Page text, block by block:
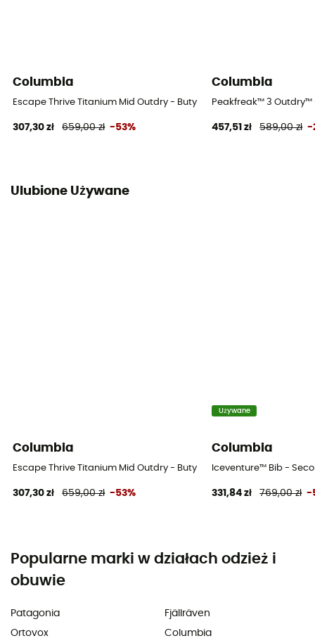
Columbia
Escape Thrive Titanium Mid Outdry - Buty turystyczne meskie
307,30 zł 659,00 zł -53%
Columbia
Peakfreak™ 3
457,51 zł 589,00 zł -
Ulubione Używane
Columbia
Escape Thrive Titanium Mid Outdry - Buty turystyczne meskie
307,30 zł 659,00 zł -53%
Używane
Columbia
Iceventure™ Bib -
331,84 zł 769,00 zł -
Popularne marki w działach odzież i
obuwie
Patagonia
Ortovox
Fjällräven
Columbia